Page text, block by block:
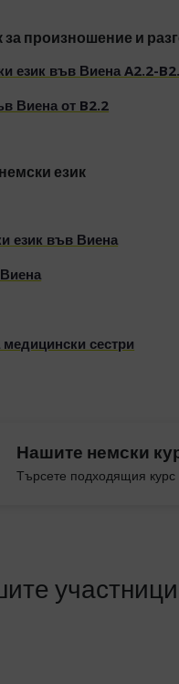
за произношение и
език във Виена A2.2-
Виена от B2.2
език
език във Виена
сестри
Нашите немски
Търсете подходящия курс
участници